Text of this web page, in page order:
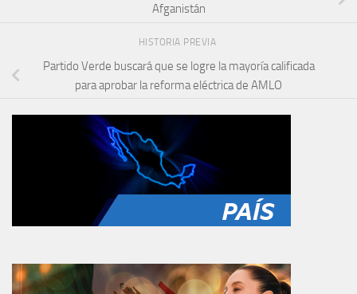
Afganistán
HISTORIA PREVIA
Partido Verde buscará que se logre la mayoría calificada
para aprobar la reforma eléctrica de AMLO